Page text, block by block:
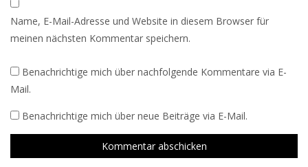
Name, E-Mail-Adresse und Website in diesem Browser für
meinen nächsten Kommentar speichern.
Benachrichtige mich über nachfolgende Kommentare via E-
Mail.
Benachrichtige mich über neue Beiträge via E-Mail.